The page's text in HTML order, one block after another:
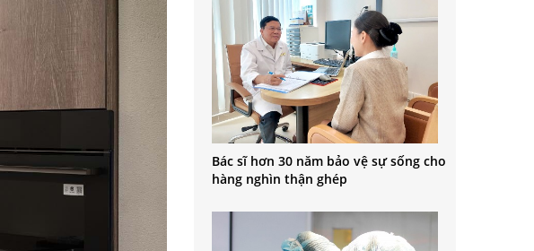
Bác sĩ hơn 30 năm bảo vệ sự sống cho
hàng nghìn thận ghép